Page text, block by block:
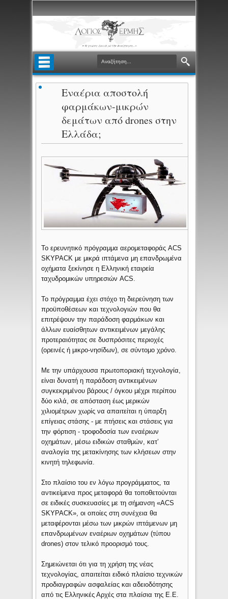
Εναέρια αποστολή
φαρμάκων-μικρών
δεμάτων από drones στην
Ελλάδα;
Το ερευνητικό πρόγραμμα αερομεταφοράς ACS
SKYPACK με μικρά ιπτάμενα μη επανδρωμένα
οχήματα ξεκίνησε η Ελληνική εταιρεία
ταχυδρομικών υπηρεσιών ACS.
Το πρόγραμμα έχει στόχο τη διερεύνηση των
προϋποθέσεων και τεχνολογιών που θα
επιτρέψουν την παράδοση φαρμάκων και
άλλων ευαίσθητων αντικειμένων μεγάλης
προτεραιότητας σε δυσπρόσιτες περιοχές
(ορεινές ή μικρο-νησίδων), σε σύντομο χρόνο.
Με την υπάρχουσα πρωτοποριακή τεχνολογία,
είναι δυνατή η παράδοση αντικειμένων
συγκεκριμένου βάρους / όγκου μέχρι περίπου
δύο κιλά, σε απόσταση έως μερικών
χιλιομέτρων χωρίς να απαιτείται η ύπαρξη
επίγειας στάσης - με πτήσεις και στάσεις για
την φόρτιση - τροφοδοσία των εναέριων
οχημάτων, μέσω ειδικών σταθμών, κατ’
αναλογία της μετακίνησης των κλήσεων στην
κινητή τηλεφωνία.
Στο πλαίσιο του εν λόγω προγράμματος, τα
αντικείμενα προς μεταφορά θα τοποθετούνται
σε ειδικές συσκευασίες με τη σήμανση «ACS
SKYPACK», οι οποίες στη συνέχεια θα
μεταφέρονται μέσω των μικρών ιπτάμενων μη
επανδρωμένων εναέριων οχημάτων (τύπου
drones) στον τελικό προορισμό τους.
Σημειώνεται ότι για τη χρήση της νέας
τεχνολογίας, απαιτείται ειδικό πλαίσιο τεχνικών
προδιαγραφών ασφαλείας και αδειοδότησης
από τις Ελληνικές Αρχές στα πλαίσια της Ε.Ε.